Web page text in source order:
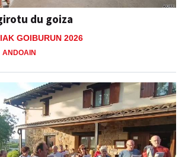
du goiza
GOIBURUN 2026
ANDOAIN